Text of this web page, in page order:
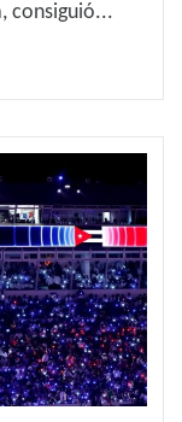
consiguió...